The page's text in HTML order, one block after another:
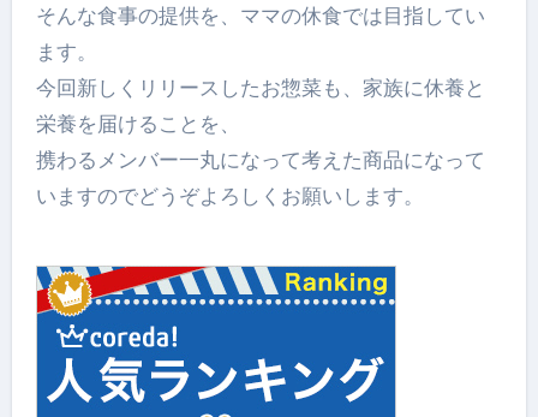
そんな食事の提供を、ママの休食では目指してい
ます。
今回新しくリリースしたお惣菜も、家族に休養と
栄養を届けることを、
携わるメンバー一丸になって考えた商品になって
いますのでどうぞよろしくお願いします。